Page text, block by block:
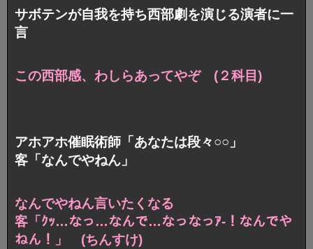
サボテンが自我を持ち西部劇を演じる演者に一
言
この西部感、わしらあってやぞ (２科目)
アホアホ催眠術師「あなたは段々○○」
客「なんでやねん」
なんでやねん言いたくなる
客「ｸｯ…なっ…なんで…なっなっｱ-！なんでや
ねん！」 (ちんすけ)